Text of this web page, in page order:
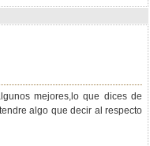
mejores,lo que dices de
algo que decir al respecto